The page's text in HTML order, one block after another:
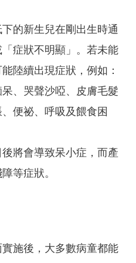
的新生兒在剛出生時通
症狀不明顯」。若未能
陸續出現症狀，例如：
、哭聲沙啞、皮膚毛髮
便祕、呼吸及餵食困
將會導致呆小症，而產
等症狀。
施後，大多數病童都能